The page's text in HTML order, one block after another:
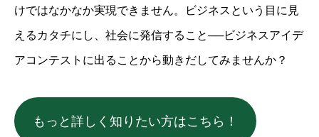
けではなかなか実現できません。ビジネスという目に見
えるカタチにし、社会に発信すること──ビジネスアイデ
アコンテストに出ることから動きだしてみませんか？
もっと詳しく知りたい方はこちら！